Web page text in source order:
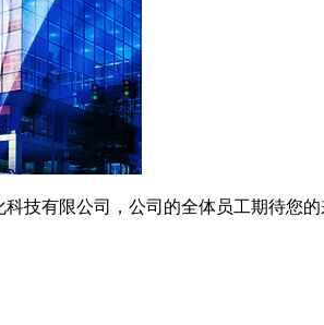
有限公司，公司的全体员工期待您的